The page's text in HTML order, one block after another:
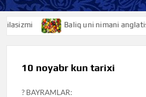
Baliq uni nimani
10 noyabr kun tarixi
? BAYRAMLAR: